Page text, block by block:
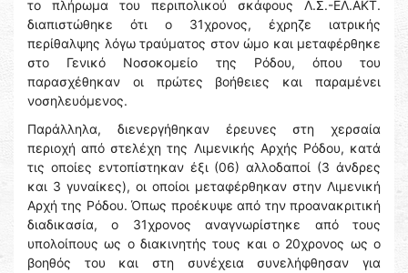
το πλήρωμα του περιπολικού σκάφους Λ.Σ.-ΕΛ.ΑΚΤ.
διαπιστώθηκε ότι ο 31χρονος, έχρηζε ιατρικής
περίθαλψης λόγω τραύματος στον ώμο και μεταφέρθηκε
στο Γενικό Νοσοκομείο της Ρόδου, όπου του
παρασχέθηκαν οι πρώτες βοήθειες και παραμένει
νοσηλευόμενος.
Παράλληλα, διενεργήθηκαν έρευνες στη χερσαία
περιοχή από στελέχη της Λιμενικής Αρχής Ρόδου, κατά
τις οποίες εντοπίστηκαν έξι (06) αλλοδαποί (3 άνδρες
και 3 γυναίκες), οι οποίοι μεταφέρθηκαν στην Λιμενική
Αρχή της Ρόδου. Όπως προέκυψε από την προανακριτική
διαδικασία, ο 31χρονος αναγνωρίστηκε από τους
υπολοίπους ως ο διακινητής τους και ο 20χρονος ως ο
βοηθός του και στη συνέχεια συνελήφθησαν για